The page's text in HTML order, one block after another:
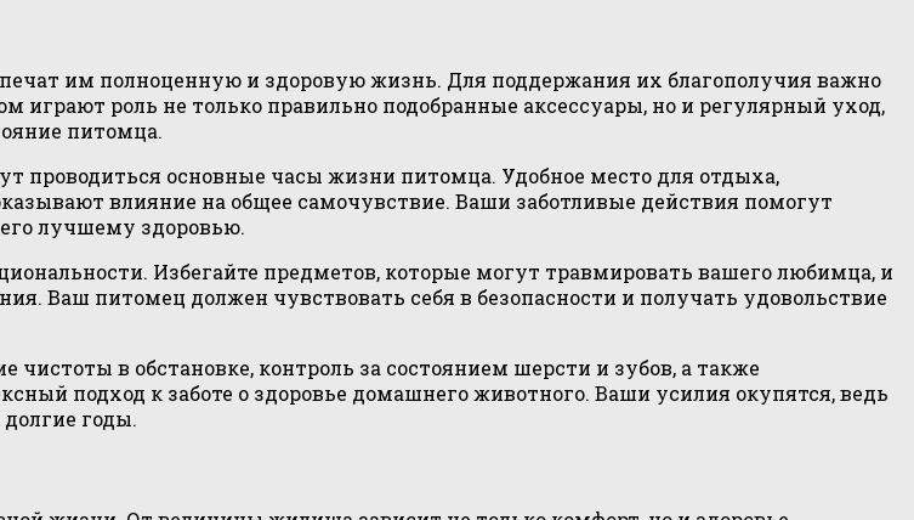
им полноценную и здоровую жизнь. Для поддержания их благополучия важно
играют роль не только правильно подобранные аксессуары, но и регулярный уход,
питомца.
проводиться основные часы жизни питомца. Удобное место для отдыха,
влияние на общее самочувствие. Ваши заботливые действия помогут
лучшему здоровью.
Избегайте предметов, которые могут травмировать вашего любимца, и
Ваш питомец должен чувствовать себя в безопасности и получать удовольствие
в обстановке, контроль за состоянием шерсти и зубов, а также
подход к заботе о здоровье домашнего животного. Ваши усилия окупятся, ведь
годы.